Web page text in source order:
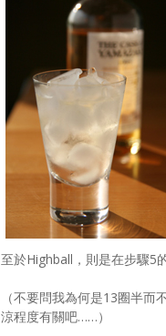
至於Highball，則是在步驟5
（不要問我為何是13圈半
涼程度有關吧……）